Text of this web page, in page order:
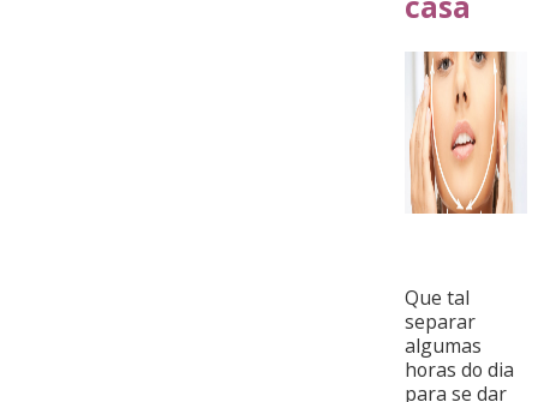
Que tal
separar
algumas
horas do dia
para se dar